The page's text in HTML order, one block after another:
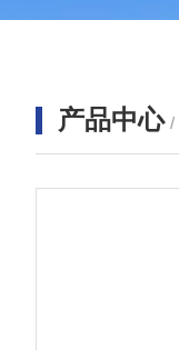
产品中心 /